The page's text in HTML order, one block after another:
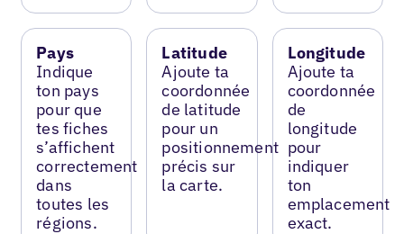
Pays
Indique
ton pays
pour que
tes fiches
s’affichent
correctement
dans
toutes les
régions.
Latitude
Ajoute ta
coordonnée
de latitude
pour un
positionnement
précis sur
la carte.
Longitude
Ajoute ta
coordonnée
de
longitude
pour
indiquer
ton
emplacement
exact.